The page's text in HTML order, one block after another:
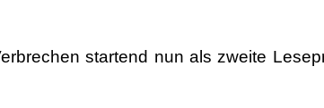
startend nun als zweite